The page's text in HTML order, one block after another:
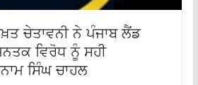
ਚੇਤਾਵਨੀ ਨੇ ਪੰਜਾਬ ਲੈਂਡ
ਵਿਰੋਧ ਨੂੰ ਸਹੀ
ਸਿੰਘ ਚਾਹਲ